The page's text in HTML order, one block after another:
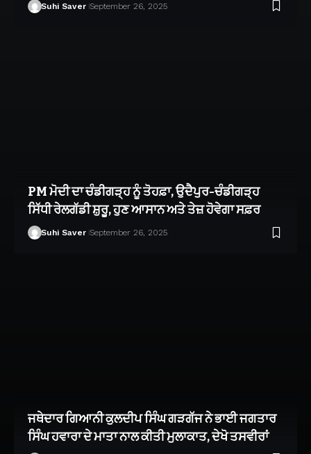
Suhi Saver September 26, 2025
PM ਮੋਦੀ ਦਾ ਚੰਡੀਗੜ੍ਹ ਨੂੰ ਤੋਹਫ਼ਾ, ਉਦੈਪੁਰ-ਚੰਡੀਗੜ੍ਹ
ਸਿੱਧੀ ਰੇਲਗੱਡੀ ਸ਼ੁਰੂ, ਹੁਣ ਆਸਾਨ ਅਤੇ ਤੇਜ਼ ਹੋਵੇਗਾ ਸਫ਼ਰ
Suhi Saver September 26, 2025
ਜਥੇਦਾਰ ਗਿਆਨੀ ਕੁਲਦੀਪ ਸਿੰਘ ਗੜਗੱਜ ਨੇ ਭਾਈ ਜਗਤਾਰ
ਸਿੰਘ ਹਵਾਰਾ ਦੇ ਮਾਤਾ ਨਾਲ ਕੀਤੀ ਮੁਲਾਕਾਤ, ਦੇਖੋ ਤਸਵੀਰਾਂ